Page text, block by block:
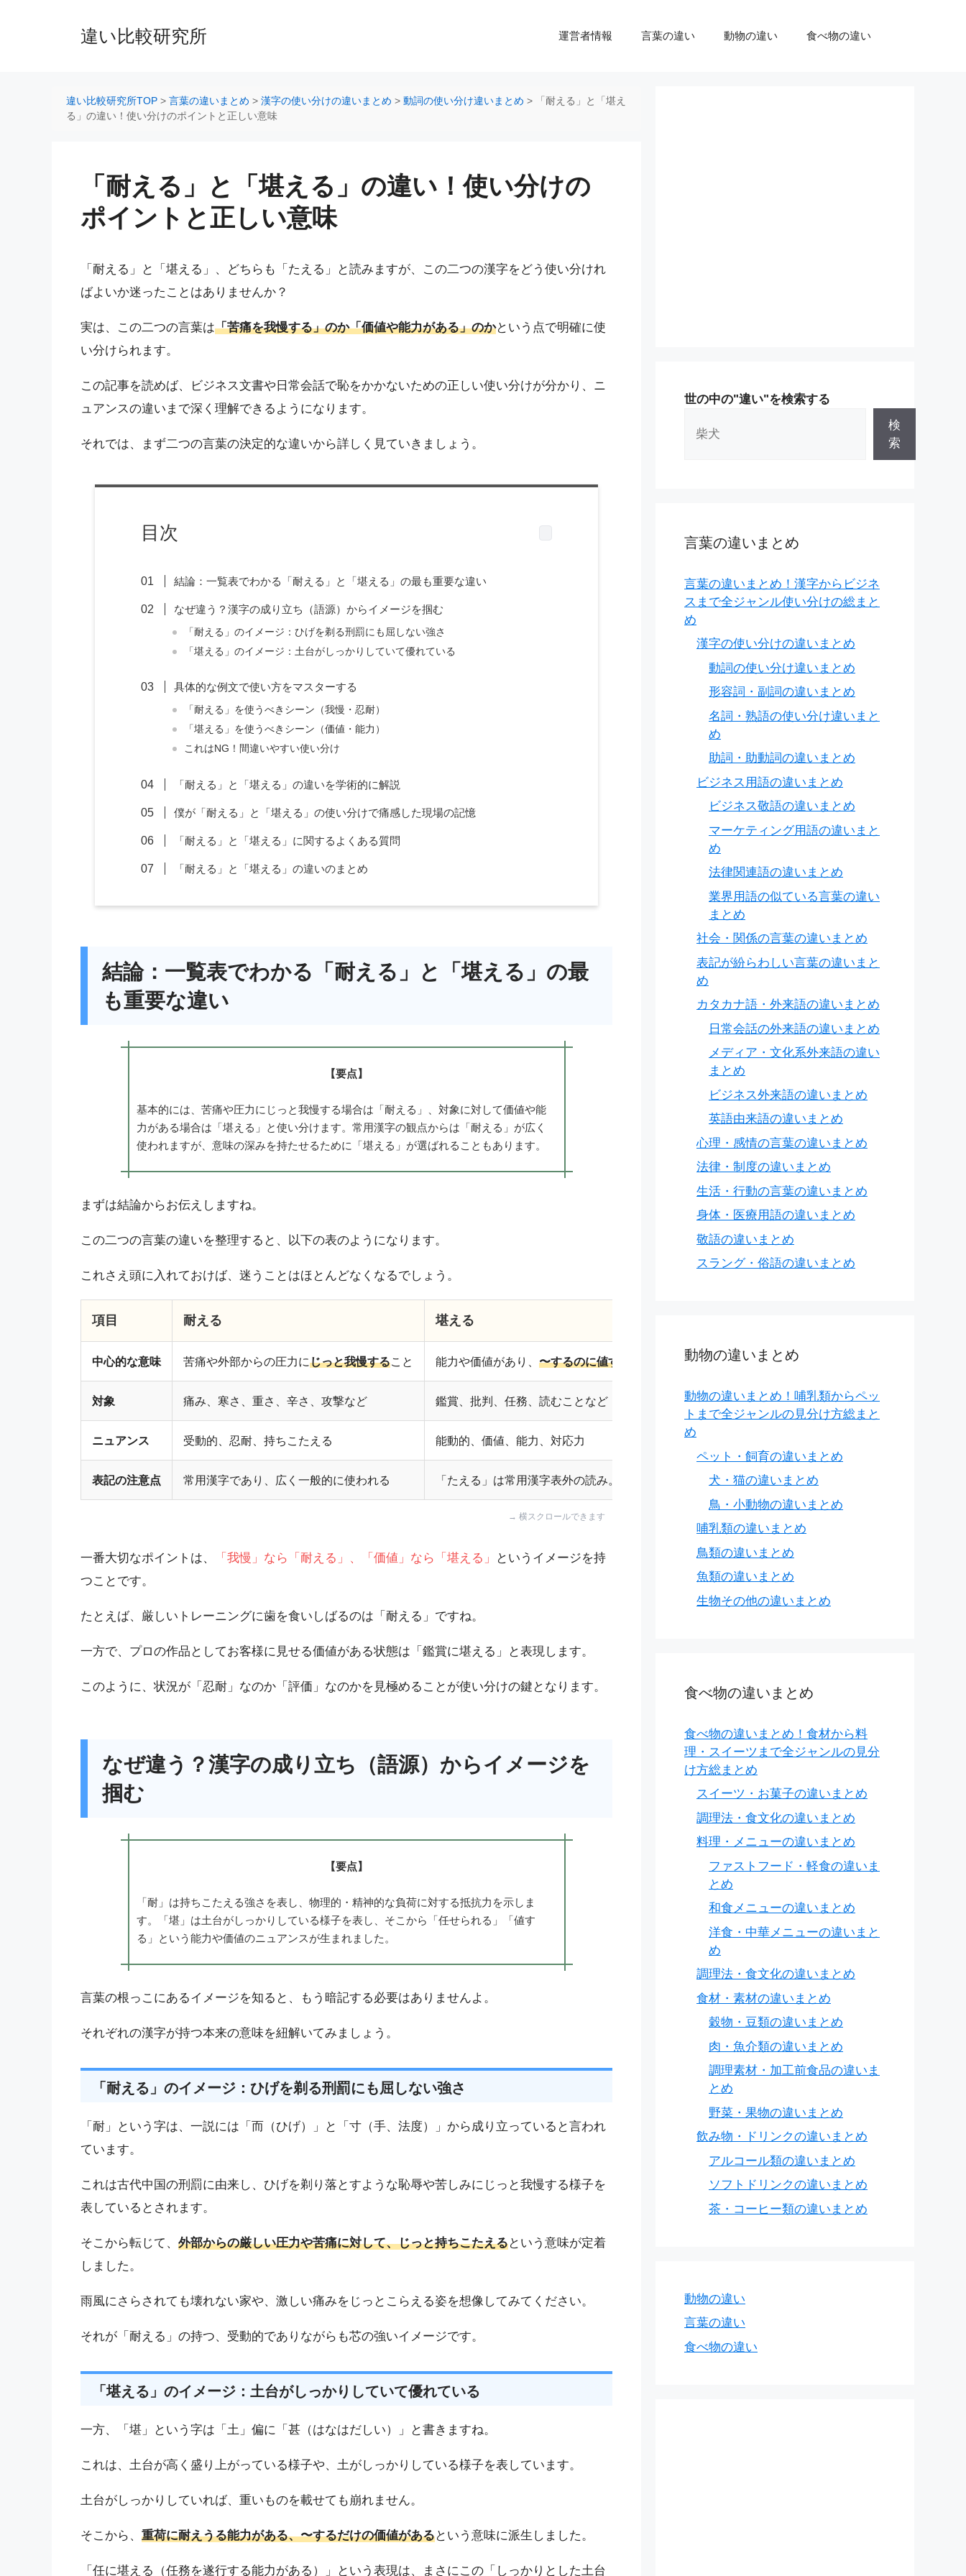
違い比較研究所 運営者情報 言葉の違い 動物の違い 食べ物の違い
違い比較研究所TOP > 言葉の違いまとめ > 漢字の使い分けの違いまとめ > 動詞の使い分け違いまとめ >
「耐える」と「堪え
る」の違い！使い分けのポイントと正しい意味
「耐える」と「堪える」の違い！使い分けの
ポイントと正しい意味
「耐える」と「堪える」、どちらも「たえる」と読みますが、この二つの漢字をどう使い分けれ
ばよいか迷ったことはありませんか？
実は、この二つの言葉は「苦痛を我慢する」のか「価値や能力がある」のかという点で明確に使
い分けられます。
この記事を読めば、ビジネス文書や日常会話で恥をかかないための正しい使い分けが分かり、ニ
ュアンスの違いまで深く理解できるようになります。
それでは、まず二つの言葉の決定的な違いから詳しく見ていきましょう。
目次
結論：一覧表でわかる「耐える」と「堪える」の最も重要な違い
なぜ違う？漢字の成り立ち（語源）からイメージを掴む
「耐える」のイメージ：ひげを剃る刑罰にも屈しない強さ
「堪える」のイメージ：土台がしっかりしていて優れている
具体的な例文で使い方をマスターする
「耐える」を使うべきシーン（我慢・忍耐）
「堪える」を使うべきシーン（価値・能力）
これはNG！間違いやすい使い分け
「耐える」と「堪える」の違いを学術的に解説
僕が「耐える」と「堪える」の使い分けで痛感した現場の記憶
「耐える」と「堪える」に関するよくある質問
「耐える」と「堪える」の違いのまとめ
結論：一覧表でわかる「耐える」と「堪える」の最
も重要な違い
【要点】
基本的には、苦痛や圧力にじっと我慢する場合は「耐える」、対象に対して価値や能
力がある場合は「堪える」と使い分けます。常用漢字の観点からは「耐える」が広く
使われますが、意味の深みを持たせるために「堪える」が選ばれることもあります。
まずは結論からお伝えしますね。
この二つの言葉の違いを整理すると、以下の表のようになります。
これさえ頭に入れておけば、迷うことはほとんどなくなるでしょう。
項目 耐える 堪える
中心的な意味 苦痛や外部からの圧力にじっと我慢すること 能力や価値があり、 〜するのに値する
対象 痛み、寒さ、重さ、辛さ、攻撃など 鑑賞、批判、任務、読むことなど
ニュアンス 受動的、忍耐、持ちこたえる 能動的、価値、能力、対応力
表記の注意点 常用漢字であり、広く一般的に使われる 「たえる」は常用漢字表外の読み。公用文ではひらがな推奨
一番大切なポイントは、 「我慢」なら「耐える」、「価値」なら「堪える」
というイメージを持
つことです。
たとえば、厳しいトレーニングに歯を食いしばるのは「耐える」ですね。
一方で、プロの作品としてお客様に見せる価値がある状態は「鑑賞に堪える」と表現します。
このように、状況が「忍耐」なのか「評価」なのかを見極めることが使い分けの鍵となります。
なぜ違う？漢字の成り立ち（語源）からイメージを
掴む
【要点】
「耐」は持ちこたえる強さを表し、物理的・精神的な負荷に対する抵抗力を示しま
す。「堪」は土台がしっかりしている様子を表し、そこから「任せられる」「値す
る」という能力や価値のニュアンスが生まれました。
言葉の根っこにあるイメージを知ると、もう暗記する必要はありませんよ。
それぞれの漢字が持つ本来の意味を紐解いてみましょう。
「耐える」のイメージ：ひげを剃る刑罰にも屈しない強さ
「耐」という字は、一説には「而（ひげ）」と「寸（手、法度）」から成り立っていると言われ
ています。
これは古代中国の刑罰に由来し、ひげを剃り落とすような恥辱や苦しみにじっと我慢する様子を
表しているとされます。
そこから転じて、 外部からの厳しい圧力や苦痛に対して、じっと持ちこたえるという意味が定着
しました。
雨風にさらされても壊れない家や、激しい痛みをじっとこらえる姿を想像してみてください。
それが「耐える」の持つ、受動的でありながらも芯の強いイメージです。
「堪える」のイメージ：土台がしっかりしていて優れている
一方、「堪」という字は「土」偏に「甚（はなはだしい）」と書きますね。
これは、土台が高く盛り上がっている様子や、土がしっかりしている様子を表しています。
土台がしっかりしていれば、重いものを載せても崩れません。
そこから、 重荷に耐えうる能力がある、〜するだけの価値があるという意味に派生しました。
「任に堪える（任務を遂行する能力がある）」という表現は、まさにこの「しっかりとした土台
世の中の"違い"を検索する
検
索
言葉の違いまとめ
言葉の違いまとめ！漢字からビジネ
スまで全ジャンル使い分けの総まと
め
漢字の使い分けの違いまとめ
動詞の使い分け違いまとめ
形容詞・副詞の違いまとめ
名詞・熟語の使い分け違いまと
め
助詞・助動詞の違いまとめ
ビジネス用語の違いまとめ
ビジネス敬語の違いまとめ
マーケティング用語の違いまと
め
法律関連語の違いまとめ
業界用語の似ている言葉の違い
まとめ
社会・関係の言葉の違いまとめ
表記が紛らわしい言葉の違いまと
め
カタカナ語・外来語の違いまとめ
日常会話の外来語の違いまとめ
メディア・文化系外来語の違い
まとめ
ビジネス外来語の違いまとめ
英語由来語の違いまとめ
心理・感情の言葉の違いまとめ
法律・制度の違いまとめ
生活・行動の言葉の違いまとめ
身体・医療用語の違いまとめ
敬語の違いまとめ
スラング・俗語の違いまとめ
動物の違いまとめ
動物の違いまとめ！哺乳類からペッ
トまで全ジャンルの見分け方総まと
め
ペット・飼育の違いまとめ
犬・猫の違いまとめ
鳥・小動物の違いまとめ
哺乳類の違いまとめ
鳥類の違いまとめ
魚類の違いまとめ
生物その他の違いまとめ
食べ物の違いまとめ
食べ物の違いまとめ！食材から料
理・スイーツまで全ジャンルの見分
け方総まとめ
スイーツ・お菓子の違いまとめ
調理法・食文化の違いまとめ
料理・メニューの違いまとめ
ファストフード・軽食の違いま
とめ
和食メニューの違いまとめ
洋食・中華メニューの違いまと
め
調理法・食文化の違いまとめ
食材・素材の違いまとめ
穀物・豆類の違いまとめ
肉・魚介類の違いまとめ
調理素材・加工前食品の違いま
とめ
野菜・果物の違いまとめ
飲み物・ドリンクの違いまとめ
アルコール類の違いまとめ
ソフトドリンクの違いまとめ
茶・コーヒー類の違いまとめ
動物の違い
言葉の違い
食べ物の違い